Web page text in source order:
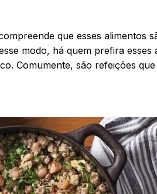
que esses alimentos
modo, há quem prefira
Comumente, são refeições